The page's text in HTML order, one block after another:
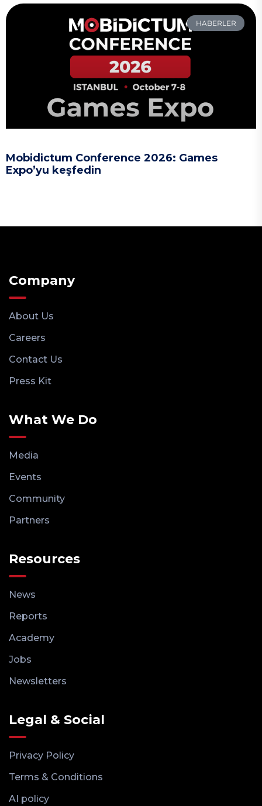
HABERLER
Mobidictum Conference 2026: Games
Expo’yu keşfedin
Company
About Us
Careers
Contact Us
Press Kit
What We Do
Media
Events
Community
Partners
Resources
News
Reports
Academy
Jobs
Newsletters
Legal & Social
Privacy Policy
Terms & Conditions
AI policy